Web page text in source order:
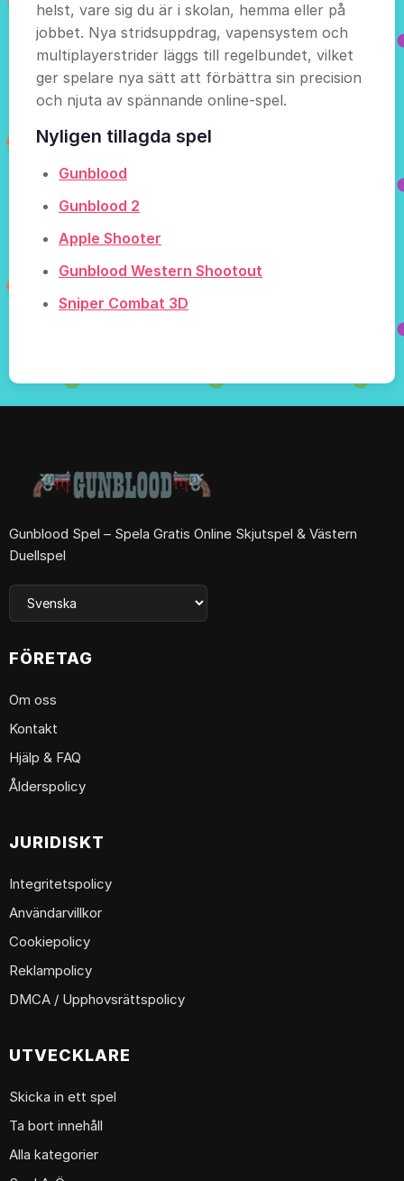
helst, vare sig du är i skolan, hemma eller på
jobbet. Nya stridsuppdrag, vapensystem och
multiplayerstrider läggs till regelbundet, vilket
ger spelare nya sätt att förbättra sin precision
och njuta av spännande online-spel.
Nyligen tillagda spel
Gunblood
Gunblood 2
Apple Shooter
Gunblood Western Shootout
Sniper Combat 3D
Gunblood Spel – Spela Gratis Online Skjutspel & Västern
Duellspel
FÖRETAG
Om oss
Kontakt
Hjälp & FAQ
Ålderspolicy
JURIDISKT
Integritetspolicy
Användarvillkor
Cookiepolicy
Reklampolicy
DMCA / Upphovsrättspolicy
UTVECKLARE
Skicka in ett spel
Ta bort innehåll
Alla kategorier